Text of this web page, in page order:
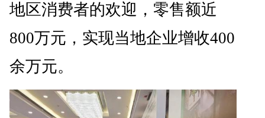
地区消费者的欢迎，零售额近
800万元，实现当地企业增收400
余万元。